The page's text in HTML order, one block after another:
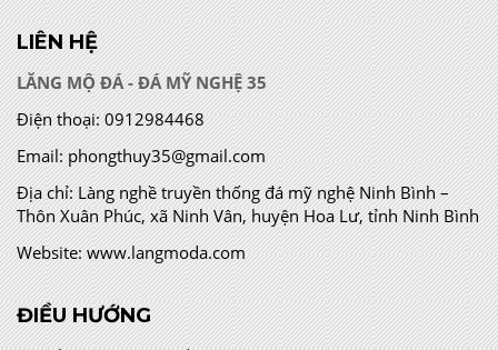
LIÊN HỆ
LĂNG MỘ ĐÁ - ĐÁ MỸ NGHỆ 35
Điện thoại: 0912984468
Email: phongthuy35@gmail.com
Địa chỉ:Làng nghề truyền thống đá mỹ nghệ Ninh Bình –
Thôn Xuân Phúc, xã Ninh Vân, huyện Hoa Lư, tỉnh Ninh Bình
Website: www.langmoda.com
ĐIỀU HƯỚNG